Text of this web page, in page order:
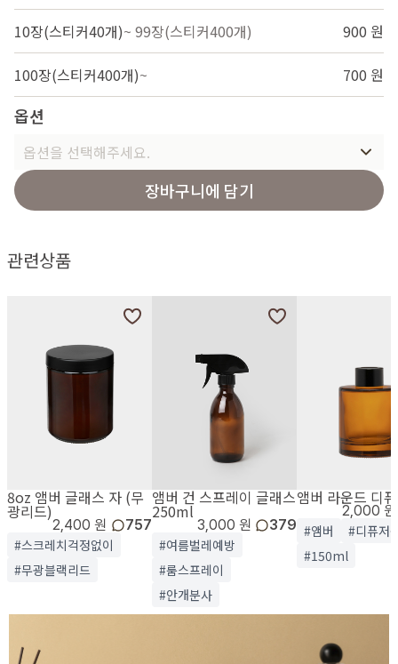
10장(스티커40개)~ 99장(스티커400개) 900 원
100장(스티커400개)~ 700 원
옵션
옵션을 선택해주세요.
장바구니에 담기
관련상품
8oz 앰버 글래스 자 (무
광리드)
2,400 원 757
#스크레치걱정없이
#무광블랙리드
앰버 건 스프레이 글래스
250ml
3,000 원 379
#여름벌레예방
#룸스프레이
#안개분사
앰버 라운드 디
2,000 원
#앰버
#디퓨저
#150ml